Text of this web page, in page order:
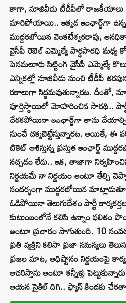
కాగా, నూజివీడు టీడీపీలో రాజకీయాలు
మారిపోయాయి.. ఇక్కడ ఇంఛార్జ్‌గా
ముద్దరబోయిన వెంకటేశ్వరరావు,
వైసీపీ రెబెల్ ఎమ్మెల్యే పార్థసారధి
పెనమలూరు సిట్టింగ్ వైసీపీ ఎమ్మెల్యే
ఎన్నికల్లో నూజివీడు నుంచి టీడీపీ
రకాలుగా సిద్ధమవుతున్నారట. దీంతో,
పూర్తిస్థాయిలో మోహరించిన సారథి..
చేరకపోయినా ఇంఛార్జ్‌గా తాను
నుంచే చక్కబెట్టేస్తున్నారట. అయితే,
టికెట్ ఆశిస్తున్న ప్రస్తుత ఇంఛార్జ్‌
నచ్చడం లేదు.. ఇక, తాజాగా
నిర్ణయమే నా నిర్ణయం అంటూ తేల్చి
సందర్భంగా ముద్దరబోయిన
ఓడిపోయినా తెలుగుదేశం పార్టీ
కుటుంబంలోనే కలిసి ఉన్నాం ఫలితం
అంటూ ప్రచారం సాగుతుంది. 10
ప్రతి వ్యక్తిని కలిసా ప్రజా సమస్యలు
ప్రజల మాట, అధిష్టానం నిర్ణయంపై
ఆచరిస్తాను అంటూ కన్నీళ్లు
ఆయన సైకిల్‌ దిగి.. ఫ్యాన్‌ కిందకు